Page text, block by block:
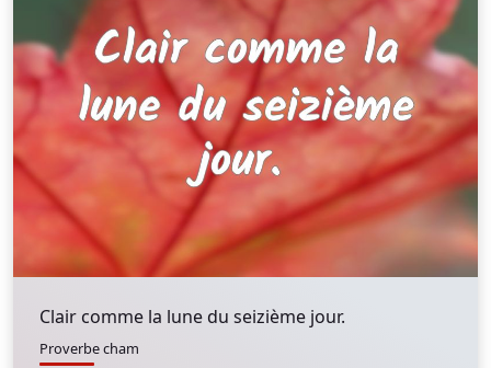
Clair comme la lune du seizième jour.
Proverbe cham